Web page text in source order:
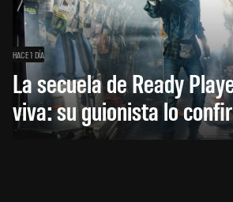
HACE 1 DÍA
La secuela de Ready
viva: su guionista lo